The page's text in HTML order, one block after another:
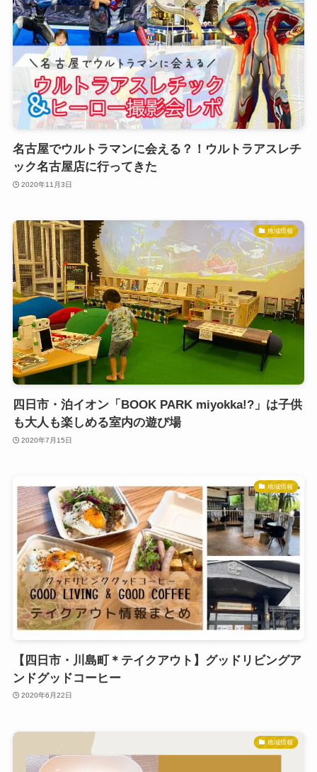
名古屋でウルトラマンに会える？！ウルトラアスレチ
ック名古屋店に行ってきた
2020年11月3日
地域情報
四日市・泊イオン「BOOK PARK miyokka!?」は子供
も大人も楽しめる室内の遊び場
2020年7月15日
地域情報
【四日市・川島町＊テイクアウト】グッドリビングア
ンドグッドコーヒー
2020年6月22日
地域情報